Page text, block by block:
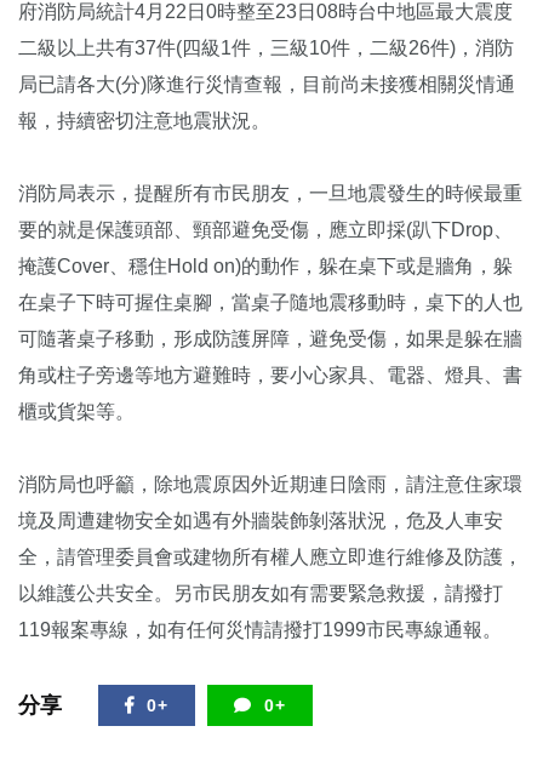
府消防局統計4月22日0時整至23日08時台中地區最大震度
二級以上共有37件(四級1件，三級10件，二級26件)，消防
局已請各大(分)隊進行災情查報，目前尚未接獲相關災情通
報，持續密切注意地震狀況。
消防局表示，提醒所有市民朋友，一旦地震發生的時候最重
要的就是保護頭部、頸部避免受傷，應立即採(趴下Drop、
掩護Cover、穩住Hold on)的動作，躲在桌下或是牆角，躲
在桌子下時可握住桌腳，當桌子隨地震移動時，桌下的人也
可隨著桌子移動，形成防護屏障，避免受傷，如果是躲在牆
角或柱子旁邊等地方避難時，要小心家具、電器、燈具、書
櫃或貨架等。
消防局也呼籲，除地震原因外近期連日陰雨，請注意住家環
境及周遭建物安全如遇有外牆裝飾剝落狀況，危及人車安
全，請管理委員會或建物所有權人應立即進行維修及防護，
以維護公共安全。另市民朋友如有需要緊急救援，請撥打
119報案專線，如有任何災情請撥打1999市民專線通報。
分享 0+ 0+